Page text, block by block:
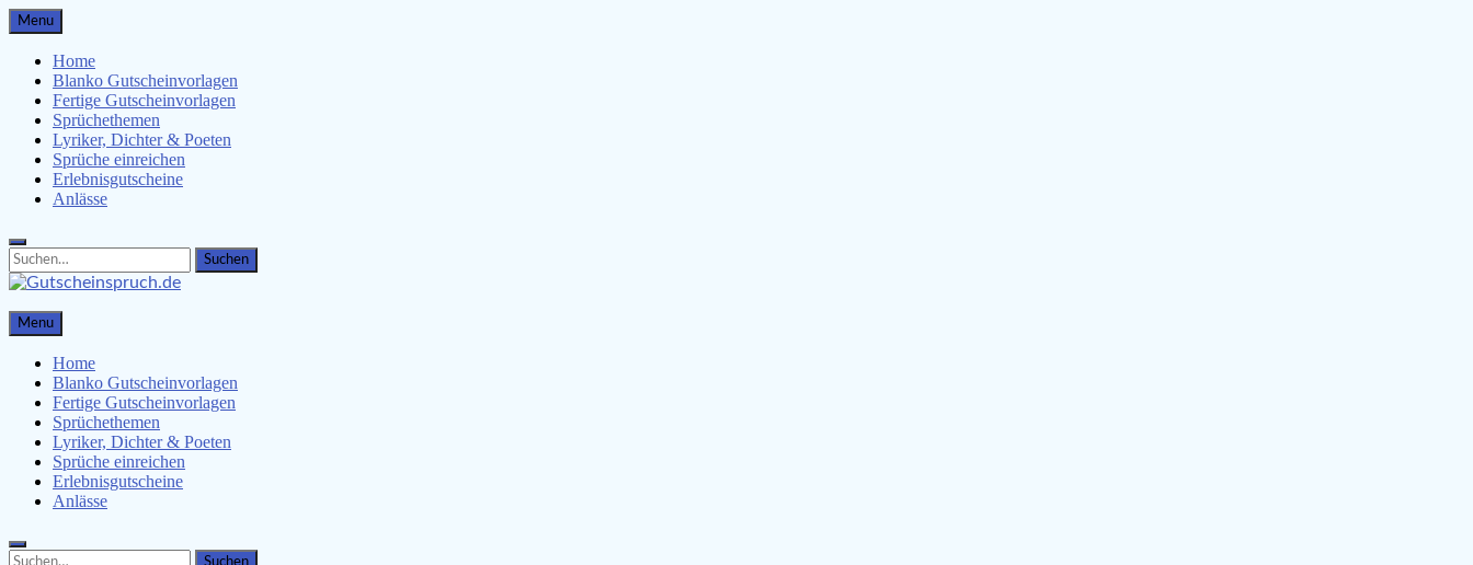
Skip
to
content
Menu
Home
Blanko Gutscheinvorlagen
Fertige Gutscheinvorlagen
Sprüchethemen
Lyriker, Dichter & Poeten
Sprüche einreichen
Erlebnisgutscheine
Anlässe
Search
for:
Search
Gutscheinspruch.de
Gutscheinsprüche & Gutscheinvorlagen finden
Menu
Home
Blanko Gutscheinvorlagen
Fertige Gutscheinvorlagen
Sprüchethemen
Lyriker, Dichter & Poeten
Sprüche einreichen
Erlebnisgutscheine
Anlässe
Search
Search